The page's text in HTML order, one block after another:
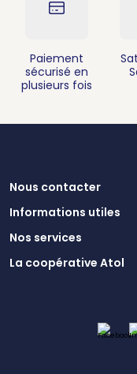
Paiement
sécurisé en
plusieurs fois
Nous contacter
Informations utiles
Nos services
La coopérative Atol